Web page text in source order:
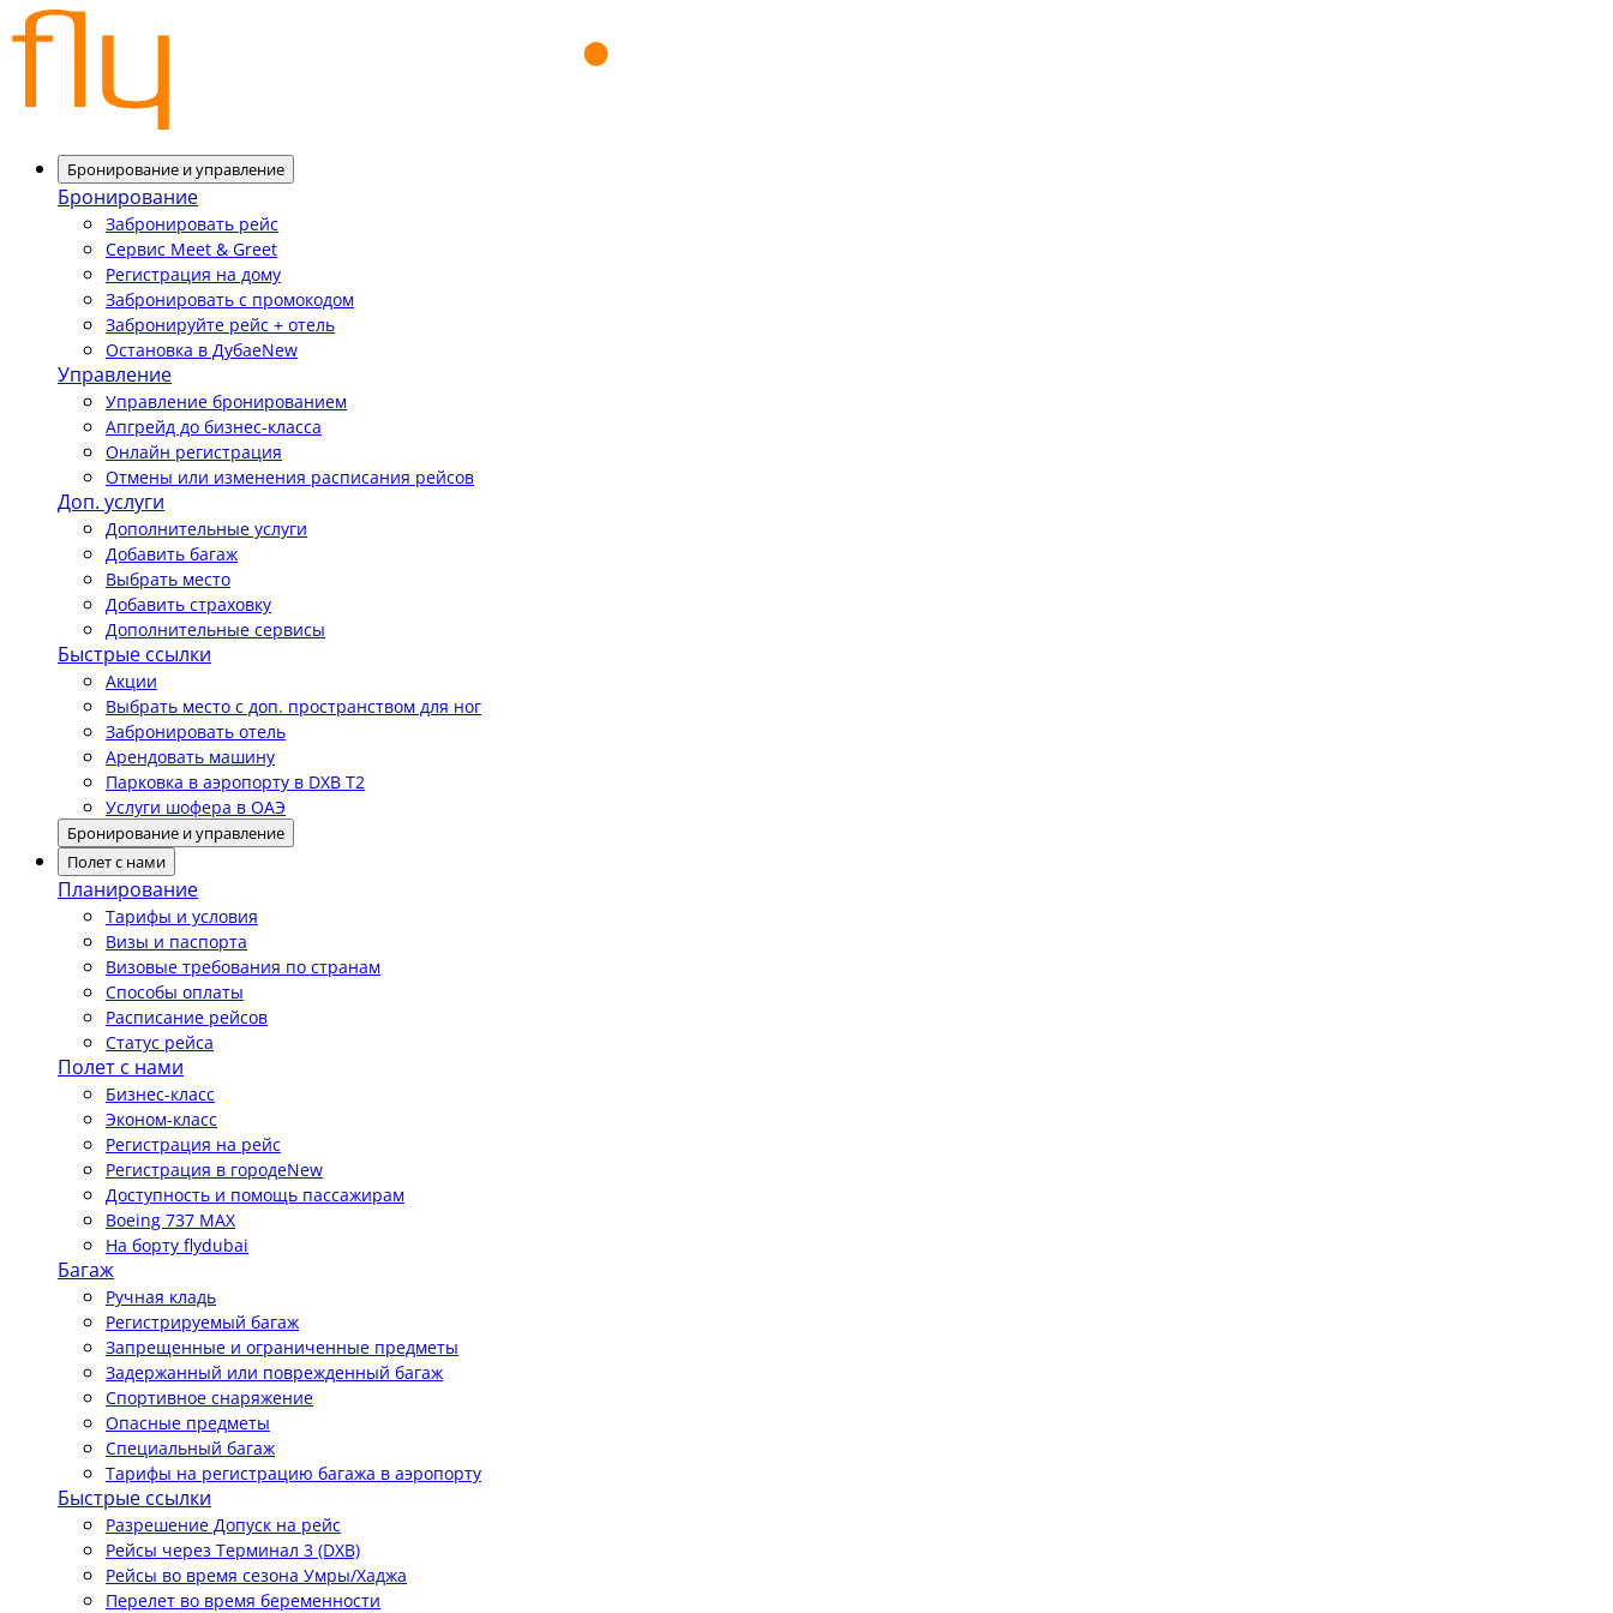
Бронирование и управление
Бронирование
Забронировать рейс
Сервис Meet & Greet
Регистрация на дому
Забронировать с промокодом
Забронируйте рейс + отель
Остановка в ДубаеNew
Управление
Управление бронированием
Апгрейд до бизнес-класса
Онлайн регистрация
Отмены или изменения расписания рейсов
Доп. услуги
Дополнительные услуги
Добавить багаж
Выбрать место
Добавить страховку
Дополнительные сервисы
Быстрые ссылки
Акции
Выбрать место с доп. пространством для ног
Забронировать отель
Арендовать машину
Парковка в аэропорту в DXB T2
Услуги шофера в ОАЭ
Бронирование и управление
Полет с нами
Планирование
Тарифы и условия
Визы и паспорта
Визовые требования по странам
Способы оплаты
Расписание рейсов
Статус рейса
Полет с нами
Бизнес-класс
Эконом-класс
Регистрация на рейс
Регистрация в городеNew
Доступность и помощь пассажирам
Boeing 737 MAX
На борту flydubai
Багаж
Ручная кладь
Регистрируемый багаж
Запрещенные и ограниченные предметы
Задержанный или поврежденный багаж
Спортивное снаряжение
Опасные предметы
Специальный багаж
Тарифы на регистрацию багажа в аэропорту
Быстрые ссылки
Разрешение Допуск на рейс
Рейсы через Терминал 3 (DXB)
Рейсы во время сезона Умры/Хаджа
Перелет во время беременности